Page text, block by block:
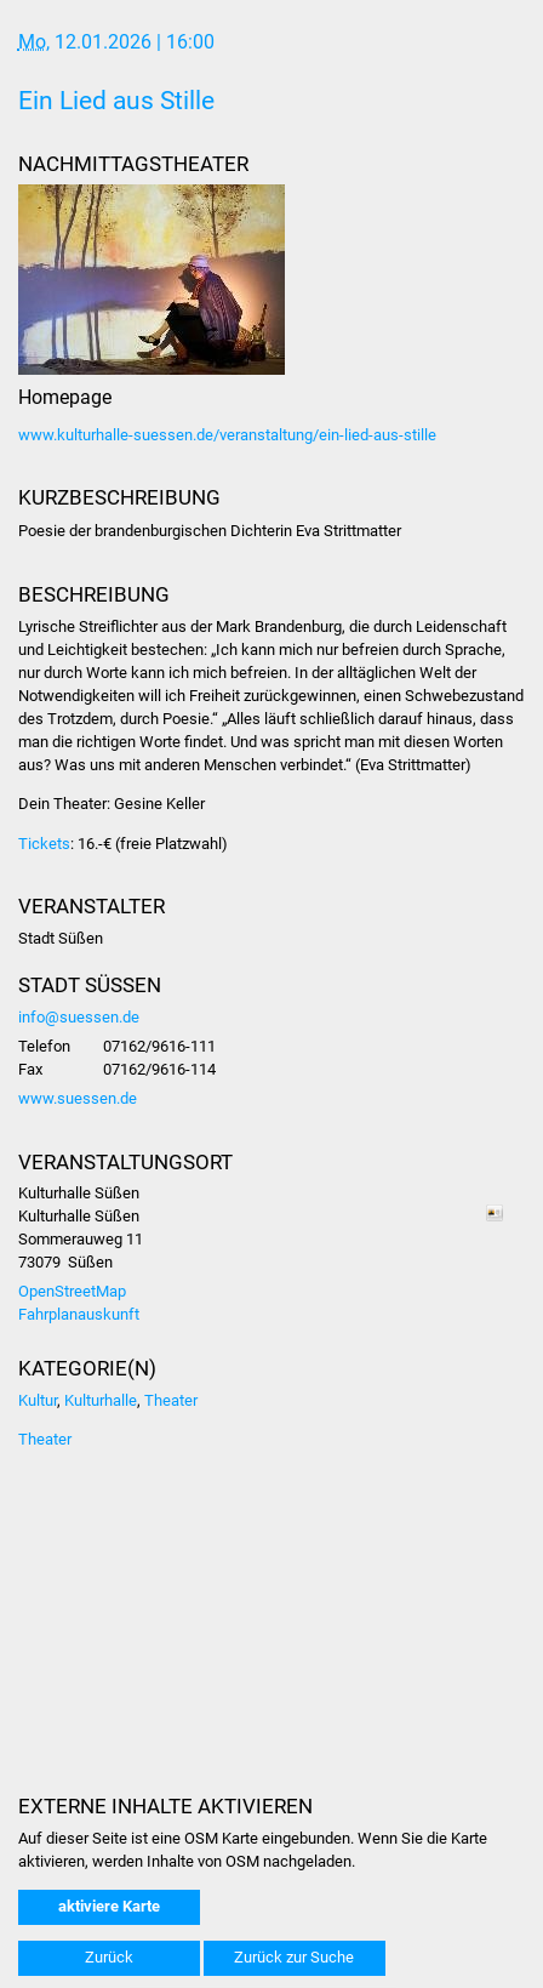
FNP / Bebauungspläne
Jubiläumsjahr 2021
Partnerstädte
Projekte
Lokale Agenda
Jugendhaus
Mo, 12.01.2026| 16:00
Ein Lied aus Stille
NACHMITTAGSTHEATER
Homepage
www.kulturhalle-suessen.de/veranstaltung/ein-lied-aus-stille
KURZBESCHREIBUNG
Poesie der brandenburgischen Dichterin Eva Strittmatter
BESCHREIBUNG
Lyrische Streiflichter aus der Mark Brandenburg, die durch Leidenschaft
und Leichtigkeit bestechen: „Ich kann mich nur befreien durch Sprache,
nur durch Worte kann ich mich befreien. In der alltäglichen Welt der
Notwendigkeiten will ich Freiheit zurückgewinnen, einen Schwebezustand
des Trotzdem, durch Poesie.“ „Alles läuft schließlich darauf hinaus, dass
man die richtigen Worte findet. Und was spricht man mit diesen Worten
aus? Was uns mit anderen Menschen verbindet.“ (Eva Strittmatter)
Dein Theater: Gesine Keller
Tickets: 16.-€ (freie Platzwahl)
VERANSTALTER
Stadt Süßen
STADT SÜSSEN
info@suessen.de
Telefon
07162/9616-111
Fax
07162/9616-114
www.suessen.de
VERANSTALTUNGSORT
Kulturhalle Süßen
Kulturhalle Süßen
Sommerauweg 11
73079 Süßen
OpenStreetMap
Fahrplanauskunft
KATEGORIE(N)
Kultur, Kulturhalle, Theater
Theater
EXTERNE INHALTE AKTIVIEREN
Auf dieser Seite ist eine OSM Karte eingebunden. Wenn Sie die Karte
aktivieren, werden Inhalte von OSM nachgeladen.
aktiviere Karte
Zurück Zurück zur Suche